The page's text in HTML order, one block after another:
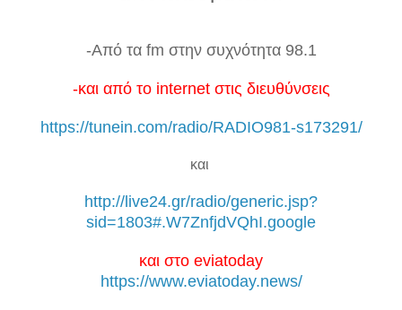
-Από τα fm στην συχνότητα 98.1
-και από το internet στις διευθύνσεις
https://tunein.com/radio/RADIO981-s173291/
και
http://live24.gr/radio/generic.jsp?
sid=1803#.W7ZnfjdVQhI.google
και στο eviatoday
https://www.eviatoday.news/